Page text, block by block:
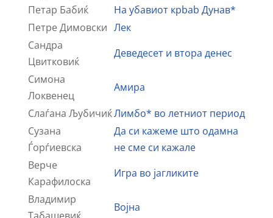
Петар Бабиќ
На убавиот крbab Дунав*
Петре Димовски Лек
Сандра
Цвитковиќ
Деведесет и втора денес
Симона
Локвенец
Амира
Слаѓана ЉубичиќЛимбо* во летниот период
Сузана
Ѓорѓиевска
Да си кажеме што одамна
не сме си кажале
Верче
Карафилоска
Игра во јагликите
Владимир
Војна